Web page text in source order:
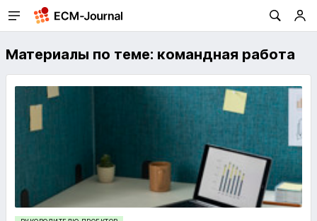
Материалы по теме: командная работа